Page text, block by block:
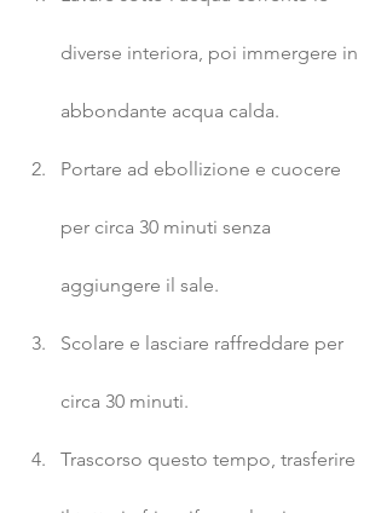
diverse interiora, poi immergere in
abbondante acqua calda.
Portare ad ebollizione e cuocere
per circa 30 minuti senza
aggiungere il sale.
Scolare e lasciare raffreddare per
circa 30 minuti.
Trascorso questo tempo, trasferire